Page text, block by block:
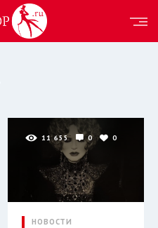
11 655 0 0
НОВОСТИ